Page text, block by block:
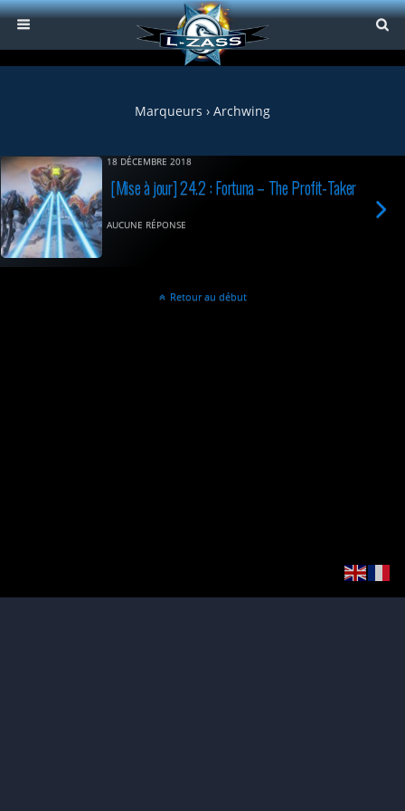
Marqueurs › Archwing
18 DÉCEMBRE 2018
[Mise à jour] 24.2 : Fortuna – The Profit-Taker
AUCUNE RÉPONSE
Retour au début